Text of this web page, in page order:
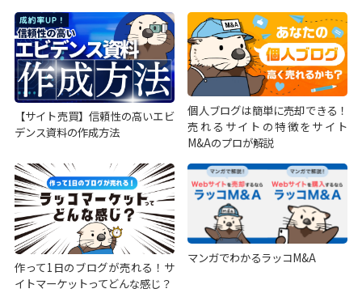
【サイト売買】信頼性の高いエビ
デンス資料の作成方法
個人ブログは簡単に売却できる！
売れるサイトの特徴をサイト
M&Aのプロが解説
作って1日のブログが売れる！サ
イトマーケットってどんな感じ？
マンガでわかるラッコM&A